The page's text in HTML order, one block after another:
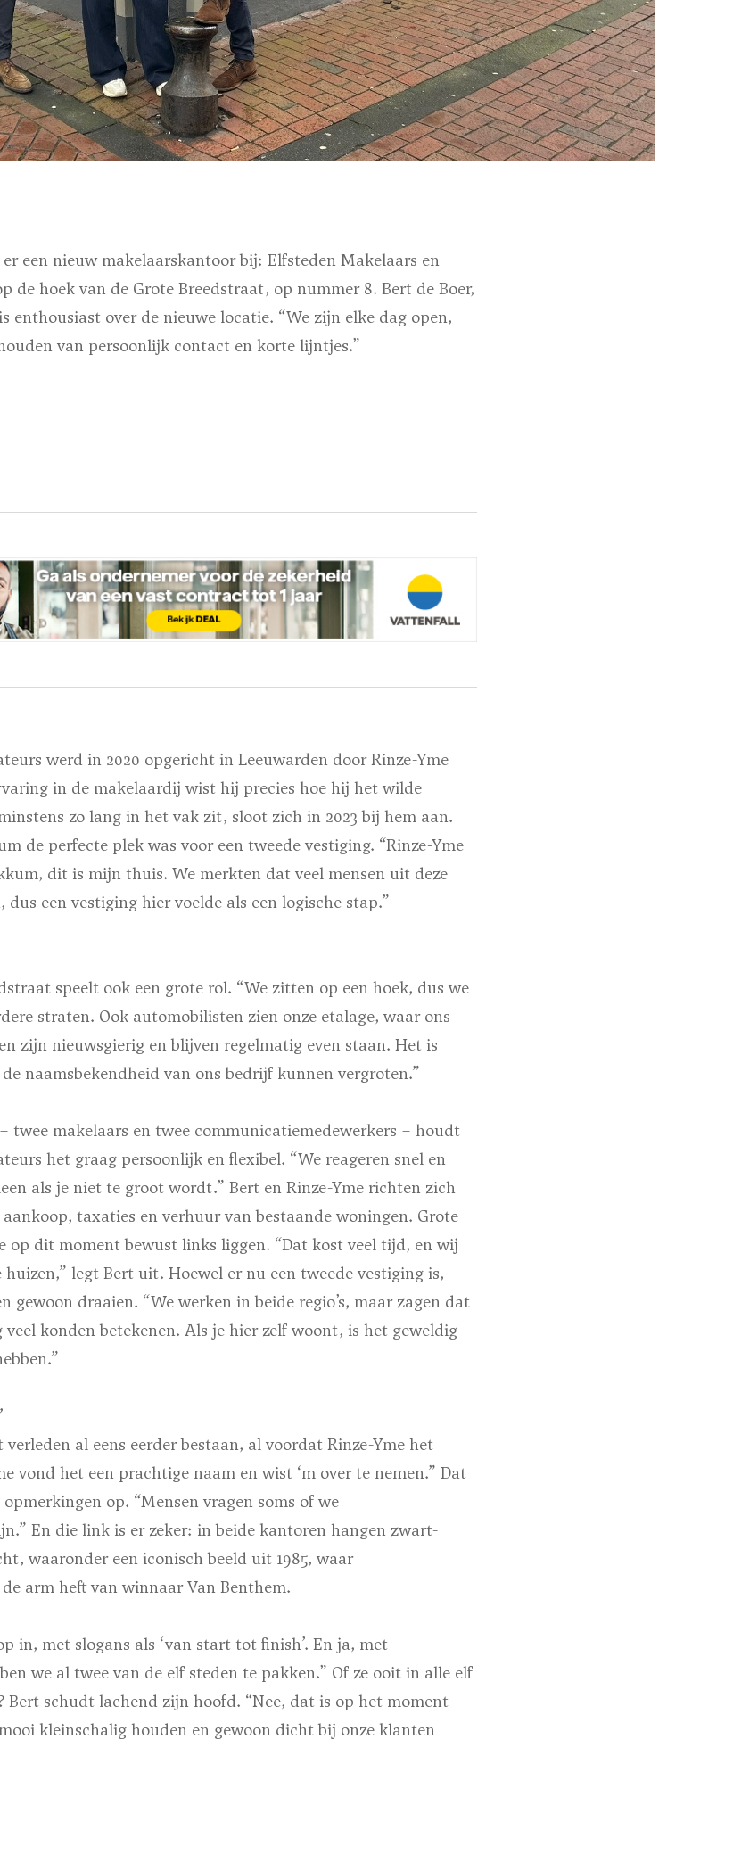
een nieuw makelaarskantoor bij: Elfsteden Makelaars en
de hoek van de Grote Breedstraat, op nummer 8. Bert de Boer,
enthousiast over de nieuwe locatie. “We zijn elke dag open,
van persoonlijk contact en korte lijntjes.”
werd in 2020 opgericht in Leeuwarden door Rinze-Yme
in de makelaardij wist hij precies hoe hij het wilde
zo lang in het vak zit, sloot zich in 2023 bij hem aan.
de perfecte plek was voor een tweede vestiging. “Rinze-Yme
dit is mijn thuis. We merkten dat veel mensen uit deze
een vestiging hier voelde als een logische stap.”
speelt ook een grote rol. “We zitten op een hoek, dus we
straten. Ook automobilisten zien onze etalage, waar ons
zijn nieuwsgierig en blijven regelmatig even staan. Het is
naamsbekendheid van ons bedrijf kunnen vergroten.”
twee makelaars en twee communicatiemedewerkers – houdt
het graag persoonlijk en flexibel. “We reageren snel en
als je niet te groot wordt.” Bert en Rinze-Yme richten zich
taxaties en verhuur van bestaande woningen. Grote
op dit moment bewust links liggen. “Dat kost veel tijd, en wij
legt Bert uit. Hoewel er nu een tweede vestiging is,
gewoon draaien. “We werken in beide regio’s, maar zagen dat
konden betekenen. Als je hier zelf woont, is het geweldig
al eens eerder bestaan, al voordat Rinze-Yme het
vond het een prachtige naam en wist ‘m over te nemen.” Dat
op. “Mensen vragen soms of we
En die link is er zeker: in beide kantoren hangen zwart-
waaronder een iconisch beeld uit 1985, waar
arm heft van winnaar Van Benthem.
in, met slogans als ‘van start tot finish’. En ja, met
we al twee van de elf steden te pakken.” Of ze ooit in alle elf
Bert schudt lachend zijn hoofd. “Nee, dat is op het moment
kleinschalig houden en gewoon dicht bij onze klanten